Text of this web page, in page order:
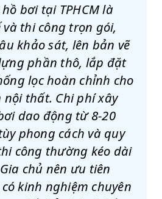
bơi tại TPHCM là
thi công trọn gói,
khảo sát, lên bản vẽ
phần thô, lắp đặt
lọc hoàn chỉnh cho
thất. Chi phí xây
dao động từ 8-20
phong cách và quy
công thường kéo dài
chủ nên ưu tiên
kinh nghiệm chuyên